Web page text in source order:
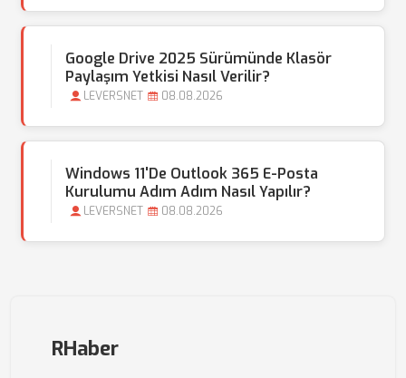
Google Drive 2025 Sürümünde Klasör
Paylaşım Yetkisi Nasıl Verilir?
LEVERSNET 08.08.2026
Windows 11'de Outlook 365 E-Posta
Kurulumu Adım Adım Nasıl Yapılır?
LEVERSNET 08.08.2026
RHaber